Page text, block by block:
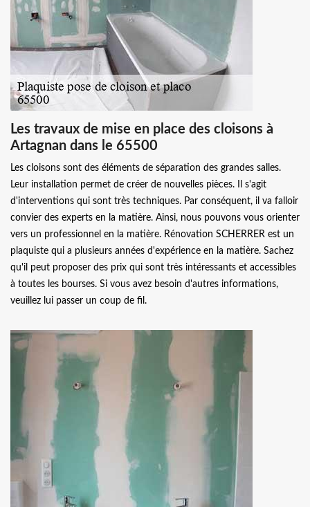
Les travaux de mise en place des cloisons à
Artagnan dans le 65500
Les cloisons sont des éléments de séparation des grandes salles.
Leur installation permet de créer de nouvelles pièces. Il s'agit
d'interventions qui sont très techniques. Par conséquent, il va falloir
convier des experts en la matière. Ainsi, nous pouvons vous orienter
vers un professionnel en la matière. Rénovation SCHERRER est un
plaquiste qui a plusieurs années d'expérience en la matière. Sachez
qu'il peut proposer des prix qui sont très intéressants et accessibles
à toutes les bourses. Si vous avez besoin d'autres informations,
veuillez lui passer un coup de fil.